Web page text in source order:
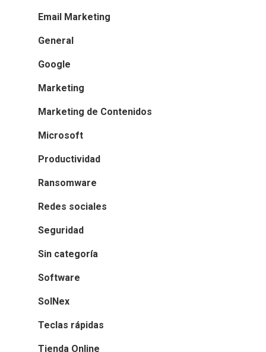
Email Marketing
General
Google
Marketing
Marketing de Contenidos
Microsoft
Productividad
Ransomware
Redes sociales
Seguridad
Sin categoría
Software
SolNex
Teclas rápidas
Tienda Online